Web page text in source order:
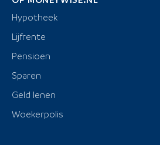
Hypotheek
Lijfrente
Pensioen
Sparen
Geld lenen
Woekerpolis